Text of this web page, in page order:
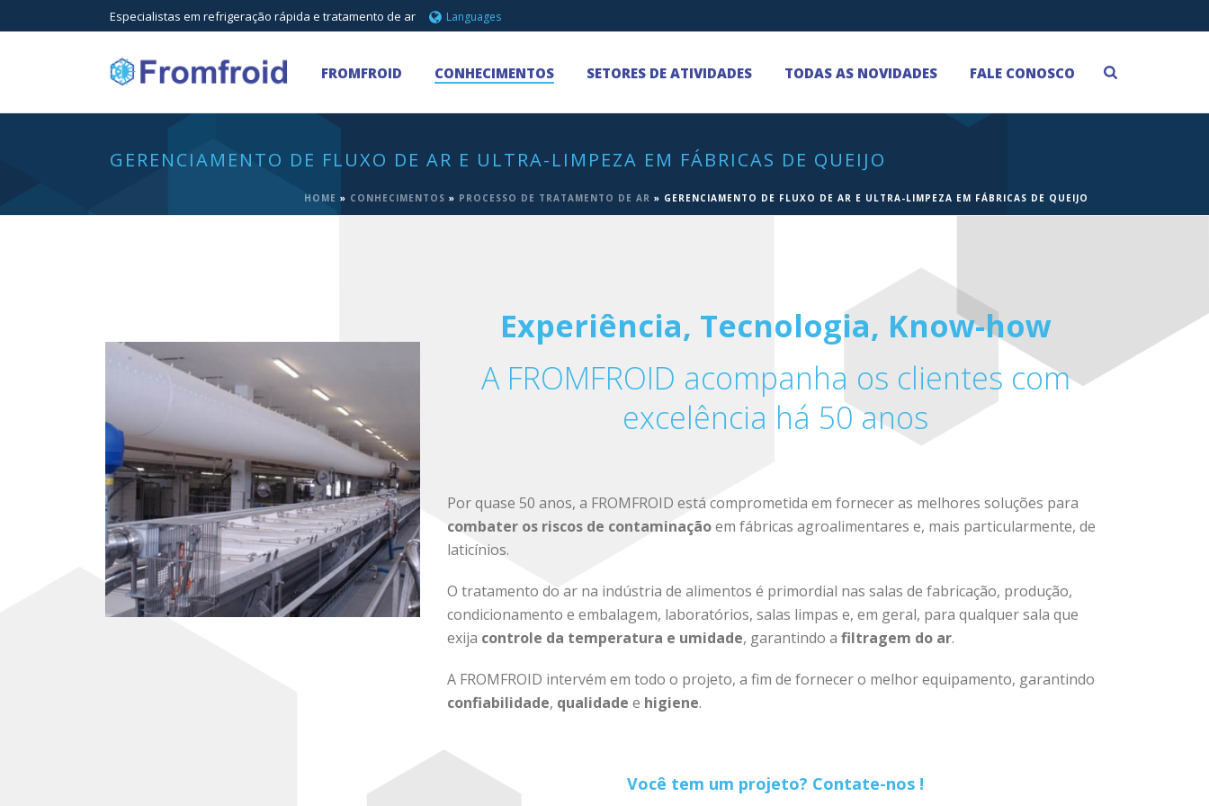
Especialistas em refrigeração rápida e tratamento de ar Languages
FROMFROID CONHECIMENTOS SETORES DE ATIVIDADES TODAS AS NOVIDADES FALE CONOSCO
GERENCIAMENTO DE FLUXO DE AR E ULTRA-LIMPEZA EM FÁBRICAS DE QUEIJO
HOME » CONHECIMENTOS » PROCESSO DE TRATAMENTO DE AR » GERENCIAMENTO DE FLUXO DE AR E ULTRA-LIMPEZA EM FÁBRICAS DE QUEIJO
Experiência, Tecnologia, Know-how
A FROMFROID acompanha os clientes com
excelência há 50 anos
Por quase 50 anos, a FROMFROID está comprometida em fornecer as melhores soluções para
combater os riscos de contaminaçãoem fábricas agroalimentares e, mais particularmente, de
laticínios.
O tratamento do ar na indústria de alimentos é primordial nas salas de fabricação, produção,
condicionamento e embalagem, laboratórios, salas limpas e, em geral, para qualquer sala que
exija controle da temperatura e umidade, garantindo a filtragem do ar.
A FROMFROID intervém em todo o projeto, a fim de fornecer o melhor equipamento, garantindo
confiabilidade, qualidade e higiene.
Você tem um projeto? Contate-nos !